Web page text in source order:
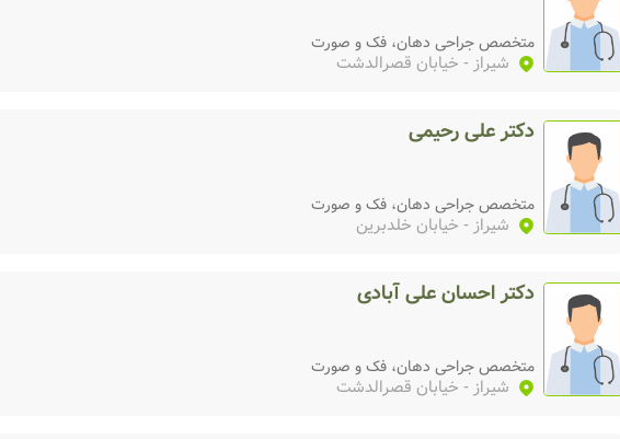
متخصص جراحی دهان، فک و صورت
شیراز- خیابان قصرالدشت
دکتر علی رحیمی
متخصص جراحی دهان، فک و صورت
شیراز- خیابان خلدبرین
دکتر احسان علی آبادی
متخصص جراحی دهان، فک و صورت
شیراز- خیابان قصرالدشت